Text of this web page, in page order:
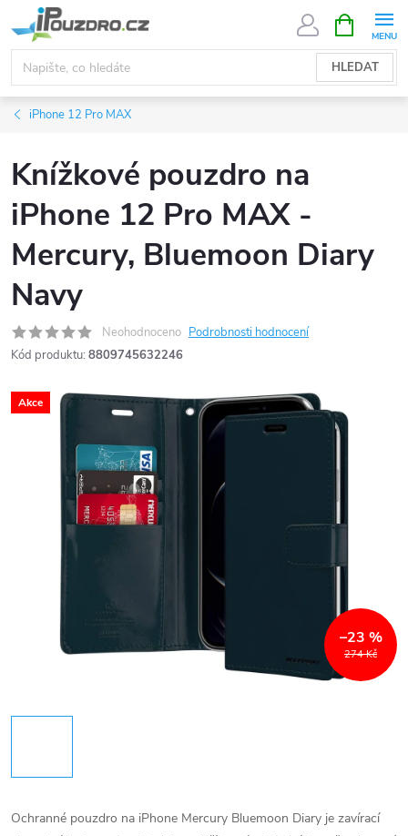
na
obsah
HLEDAT
NÁKUPNÍ
KOŠÍK
iPhone 12 Pro MAX
Knížkové pouzdro na
iPhone 12 Pro MAX -
Mercury, Bluemoon Diary
Navy
Neohodnoceno Podrobnosti hodnocení
Kód produktu: 8809745632246
Akce
274 Kč
–23 %
Ochranné pouzdro na iPhone Mercury Bluemoon Diary je zavírací